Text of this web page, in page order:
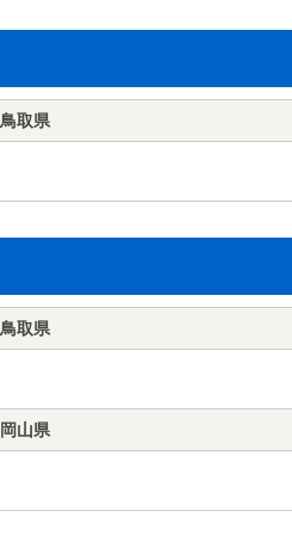
鳥取県
鳥取県
岡山県